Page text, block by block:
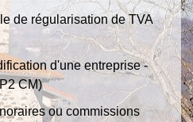
de régularisation de TVA
d'une entreprise -
CM)
ou commissions